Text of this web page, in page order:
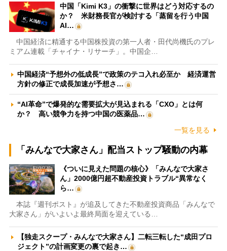
中国「Kimi K3」の衝撃に世界はどう対応するの
か？ 米財務長官が検討する「蒸留を行う中国
AI…
中国経済に精通する中国株投資の第一人者・田代尚機氏のプレ
ミアム連載「チャイナ・リサーチ」。中国企…
中国経済“予想外の低成長”で政策のテコ入れ必至か 経済運営
方針の修正で成長加速が予想さ…
“AI革命”で爆発的な需要拡大が見込まれる「CXO」とは何
か？ 高い競争力を持つ中国の医薬品…
一覧を見る
「みんなで大家さん」配当ストップ騒動の内幕
《ついに見えた問題の核心》「みんなで大家さ
ん」2000億円超不動産投資トラブル“異常なく
ら…
本誌『週刊ポスト』が追及してきた不動産投資商品「みんなで
大家さん」がいよいよ最終局面を迎えている…
【独走スクープ・みんなで大家さん】二転三転した“成田プロ
ジェクト”の計画変更の裏で起き…